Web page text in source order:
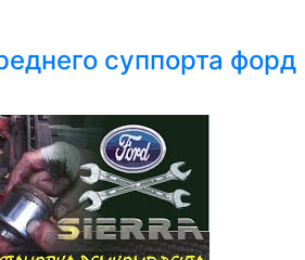
суппорта форд